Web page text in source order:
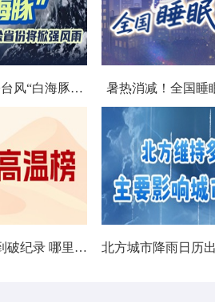
台风数字画像：马拉松台风“白海豚”将影响十余省份 暑热消减！全国睡
数据看今年7月哪里热到破纪录 哪里暑热连轴转